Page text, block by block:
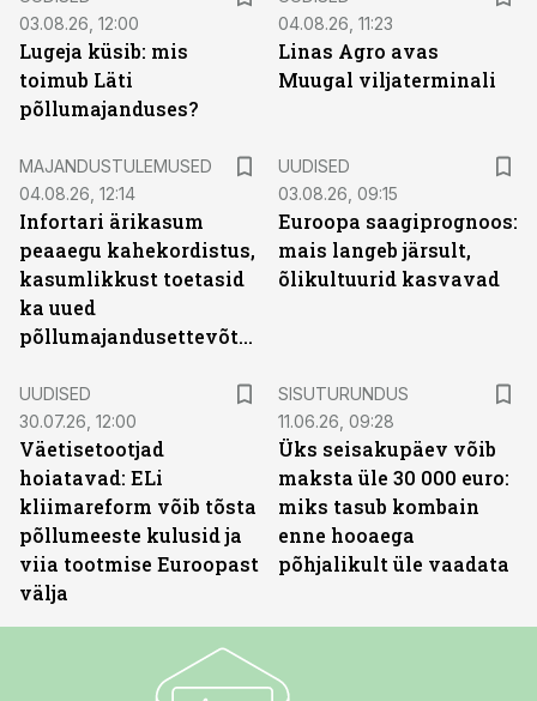
03.08.26, 12:00
Lugeja küsib: mis
toimub Läti
põllumajanduses?
04.08.26, 11:23
Linas Agro avas
Muugal viljaterminali
MAJANDUSTULEMUSED
04.08.26, 12:14
Infortari ärikasum
peaaegu kahekordistus,
kasumlikkust toetasid
ka uued
põllumajandusettevõtted
UUDISED
03.08.26, 09:15
Euroopa saagiprognoos:
mais langeb järsult,
õlikultuurid kasvavad
UUDISED
30.07.26, 12:00
Väetisetootjad
hoiatavad: ELi
kliimareform võib tõsta
põllumeeste kulusid ja
viia tootmise Euroopast
välja
SISUTURUNDUS
11.06.26, 09:28
Üks seisakupäev võib
maksta üle 30 000 euro:
miks tasub kombain
enne hooaega
põhjalikult üle vaadata